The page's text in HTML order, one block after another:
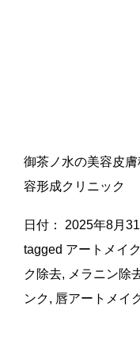
御茶ノ水の美容皮
容形成クリニック
日付： 2025年8月31
tagged アートメイク
ク除去, メラニン除
ンク, 唇アートメイ